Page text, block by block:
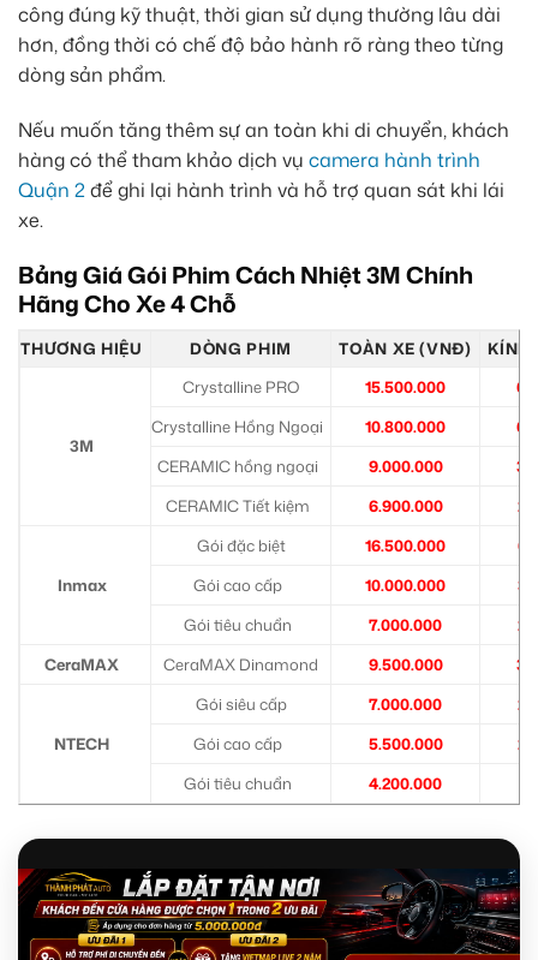
công đúng kỹ thuật, thời gian sử dụng thường lâu dài
hơn, đồng thời có chế độ bảo hành rõ ràng theo từng
dòng sản phẩm.
Nếu muốn tăng thêm sự an toàn khi di chuyển, khách
hàng có thể tham khảo dịch vụ camera hành trình
Quận 2để ghi lại hành trình và hỗ trợ quan sát khi lái
xe.
Bảng Giá Gói Phim Cách Nhiệt 3M Chính
Hãng Cho Xe 4 Chỗ
THƯƠNG HIỆU DÒNG PHIM TOÀN XE (VNĐ) KÍNH
3M
Crystalline PRO 15.500.000
Crystalline Hồng Ngoại
10.800.000
CERAMIC hồng ngoại
9.000.000
CERAMIC Tiết kiệm
6.900.000
Inmax
Gói đặc biệt 16.500.000
Gói cao cấp
10.000.000
Gói tiêu chuẩn
7.000.000
CeraMAX
CeraMAX Dinamond 9.500.000
NTECH
Gói siêu cấp 7.000.000
Gói cao cấp
5.500.000
Gói tiêu chuẩn
4.200.000